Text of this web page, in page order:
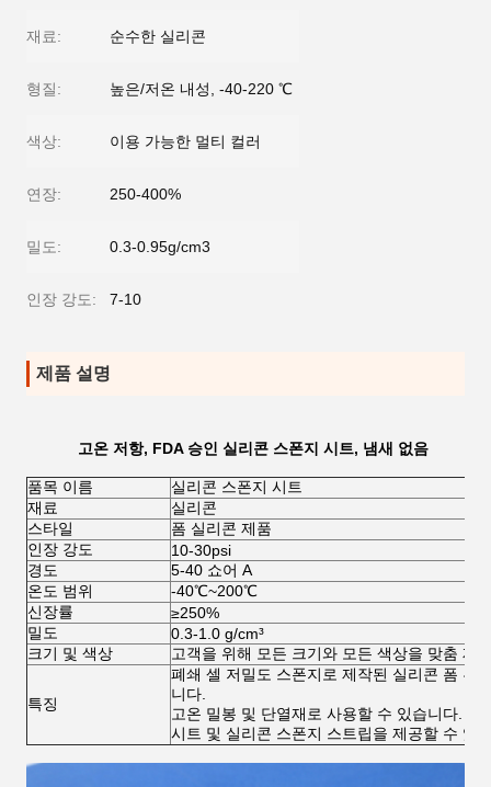
재료: 순수한 실리콘
형질: 높은/저온 내성, -40-220 ℃
색상: 이용 가능한 멀티 컬러
연장: 250-400%
밀도: 0.3-0.95g/cm3
인장 강도: 7-10
제품 설명
고온 저항, FDA 승인 실리콘 스폰지 시트, 냄새 없음
품목 이름
실리콘 스폰지 시트
재료
실리콘
스타일
폼 실리콘 제품
인장 강도
10-30psi
경도
5-40 쇼어 A
온도 범위
-40℃~200℃
신장률
≥250%
밀도
0.3-1.0 g/cm³
크기 및 색상
고객을 위해 모든 크기와 모든 색상을 맞춤 제
특징
폐쇄 셀 저밀도 스폰지로 제작된 실리콘 폼 튜
니다.
고온 밀봉 및 단열재로 사용할 수 있습니다.
시트 및 실리콘 스폰지 스트립을 제공할 수 있